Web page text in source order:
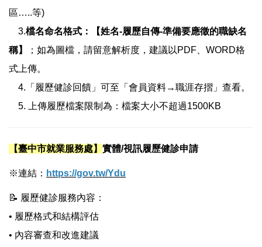
區…..等)
3.檔名命名格式：【姓名-履歷自傳-準備要應徵的職缺名
稱】
；如為圖檔，請留意解析度，建議以PDF、WORD格
式上傳。
4.「履歷健診回饋」可至「會員資料→職涯存摺」查看。
5. 上傳履歷檔案限制為：檔案大小不超過1500KB
【臺中市就業服務處】 實體/視訊履歷健診申請
※連結： https://gov.tw/Ydu
📝 履歷健診服務內容：
• 履歷格式和結構評估
• 內容審查和改進建議